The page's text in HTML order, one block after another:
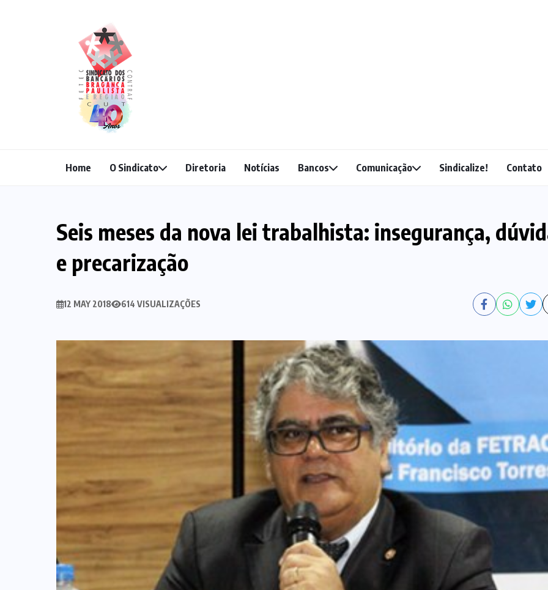
Home O Sindicato Diretoria Notícias Bancos Comunicação Sindicalize! Contato
Seis meses da nova lei trabalhista: insegurança,
e precarização
12 MAY 2018 614 VISUALIZAÇÕES